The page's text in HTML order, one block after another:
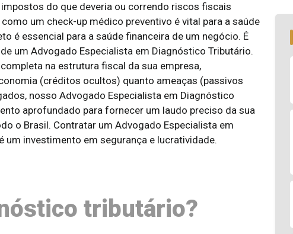
do que deveria ou correndo riscos fiscais
um check-up médico preventivo é vital para a saúde
é essencial para a saúde financeira de um negócio. É
um Advogado Especialista em Diagnóstico Tributário.
na estrutura fiscal da sua empresa,
(créditos ocultos) quanto ameaças (passivos
nosso Advogado Especialista em Diagnóstico
aprofundado para fornecer um laudo preciso da sua
o Brasil. Contratar um Advogado Especialista em
um investimento em segurança e lucratividade.
tributário?